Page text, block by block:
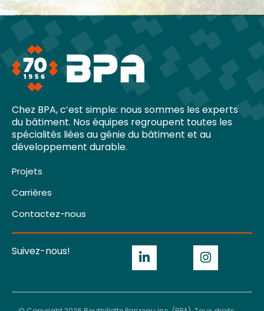
Chez BPA, c’est simple: nous sommes les experts
du bâtiment. Nos équipes regroupent toutes les
spécialités liées au génie du bâtiment et au
développement durable.
Projets
Carrières
Contactez-nous
Suivez-nous!